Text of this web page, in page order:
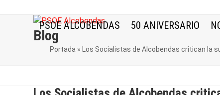
PSOE ALCOBENDAS 50 ANIVERSARIO
Blog
Portada » Los Socialistas de Alcobendas critican la